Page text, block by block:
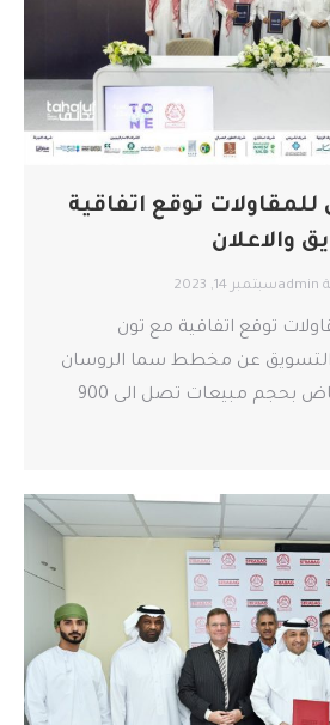
توقع اتفاقية
والاعلان
adminسبتمبر 14, 2023
توقع اتفاقية مع تون
والتسويق عن مخطط سما الروسان
الواقع في شرق الرياض بحجم مبيعات تصل الى 900